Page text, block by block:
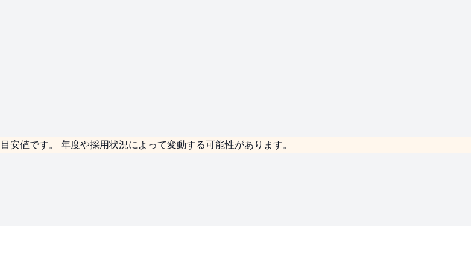
目安値です。 年度や採用状況によって変動する可能性があります。